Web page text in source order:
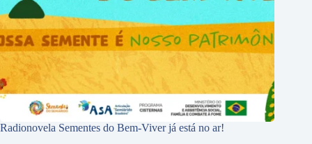
Radionovela Sementes do Bem-Viver já está no ar!